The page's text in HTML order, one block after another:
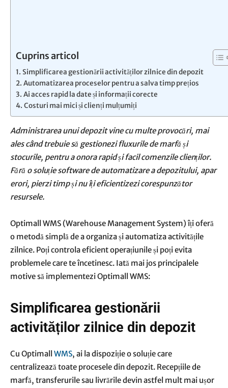
Cuprins articol
Simplificarea gestionării activităților zilnice din depozit
Automatizarea proceselor pentru a salva timp prețios
Ai acces rapid la date și informații corecte
Costuri mai mici și clienți mulțumiți
Administrarea unui depozit vine cu multe provocări, mai
ales când trebuie să gestionezi fluxurile de marfă și
stocurile, pentru a onora rapid și facil comenzile clienților.
Fără o soluție software de automatizare a depozitului, apar
erori, pierzi timp și nu îți eficientizezi corespunzător
resursele.
Optimall WMS (Warehouse Management System) îți oferă
o metodă simplă de a organiza și automatiza activitățile
zilnice. Poți controla eficient operațiunile și poți evita
problemele care te încetinesc. Iată mai jos principalele
motive să implementezi Optimall WMS:
Simplificarea gestionării
activităților zilnice din depozit
Cu Optimall WMS, ai la dispoziție o soluție care
centralizează toate procesele din depozit. Recepțiile de
marfă, transferurile sau livrările devin astfel mult mai ușor